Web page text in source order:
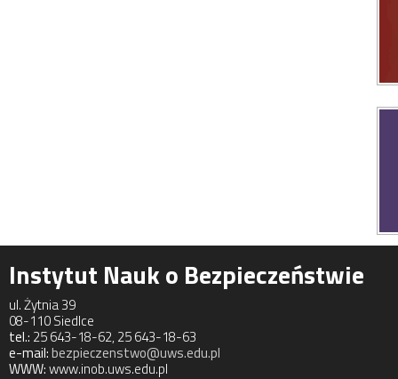
Instytut Nauk o Bezpieczeństwie
ul. Żytnia 39
08-110 Siedlce
tel.: 25 643-18-62, 25 643-18-63
e-mail:bezpieczenstwo@uws.edu.pl
WWW:www.inob.uws.edu.pl